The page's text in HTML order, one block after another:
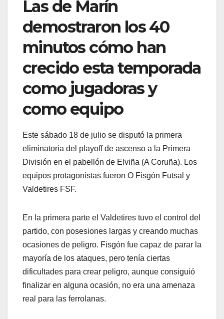
Las de Marín
demostraron los 40
minutos cómo han
crecido esta temporada
como jugadoras y
como equipo
Este sábado 18 de julio se disputó la primera
eliminatoria del playoff de ascenso a la Primera
División en el pabellón de Elviña (A Coruña). Los
equipos protagonistas fueron O Fisgón Futsal y
Valdetires FSF.
En la primera parte el Valdetires tuvo el control del
partido, con posesiones largas y creando muchas
ocasiones de peligro. Fisgón fue capaz de parar la
mayoría de los ataques, pero tenía ciertas
dificultades para crear peligro, aunque consiguió
finalizar en alguna ocasión, no era una amenaza
real para las ferrolanas.